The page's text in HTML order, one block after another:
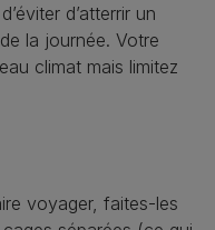
d’atterrir un
la journée. Votre
climat mais limitez
voyager, faites-les